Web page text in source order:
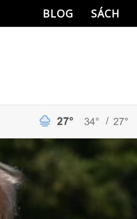
BLOG SÁCH